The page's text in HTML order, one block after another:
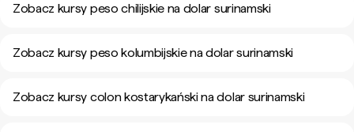
Zobacz kursy peso chilijskie na dolar surinamski
Zobacz kursy peso kolumbijskie na dolar surinamski
Zobacz kursy colon kostarykański na dolar surinamski